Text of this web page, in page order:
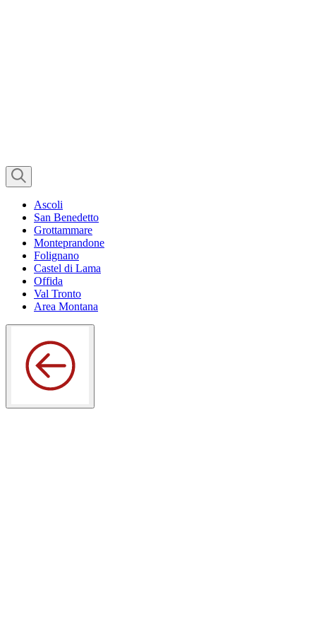
Ascoli
San Benedetto
Grottammare
Monteprandone
Folignano
Castel di Lama
Offida
Val Tronto
Area Montana